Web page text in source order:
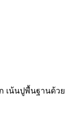
เน้นปูพื้นฐานด้วย